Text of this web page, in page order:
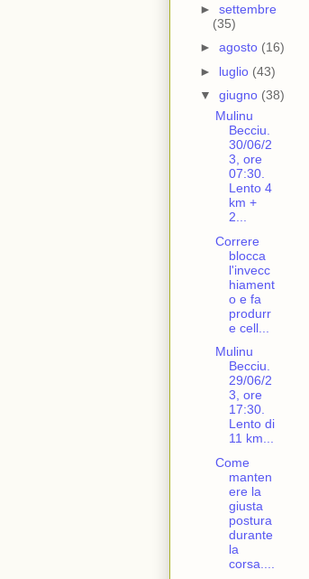
► settembre
(35)
► agosto (16)
► luglio (43)
▼ giugno (38)
Mulinu
Becciu.
30/06/2
3, ore
07:30.
Lento 4
km +
2...
Correre
blocca
l'invecc
hiament
o e fa
produrr
e cell...
Mulinu
Becciu.
29/06/2
3, ore
17:30.
Lento di
11 km...
Come
manten
ere la
giusta
postura
durante
la
corsa....